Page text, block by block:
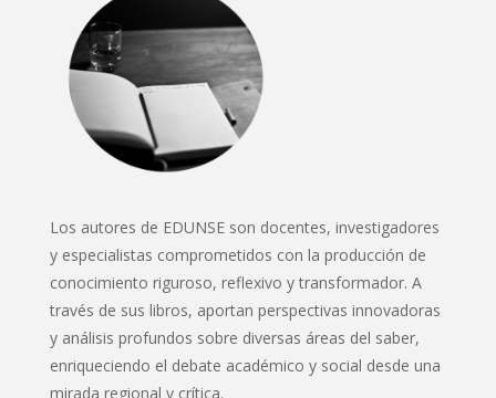
Los autores de EDUNSE son docentes, investigadores
y especialistas comprometidos con la producción de
conocimiento riguroso, reflexivo y transformador. A
través de sus libros, aportan perspectivas innovadoras
y análisis profundos sobre diversas áreas del saber,
enriqueciendo el debate académico y social desde una
mirada regional y crítica.